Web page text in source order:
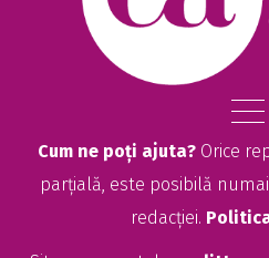
Cum ne poți ajuta? Orice
parțială, este posibilă
redacției.